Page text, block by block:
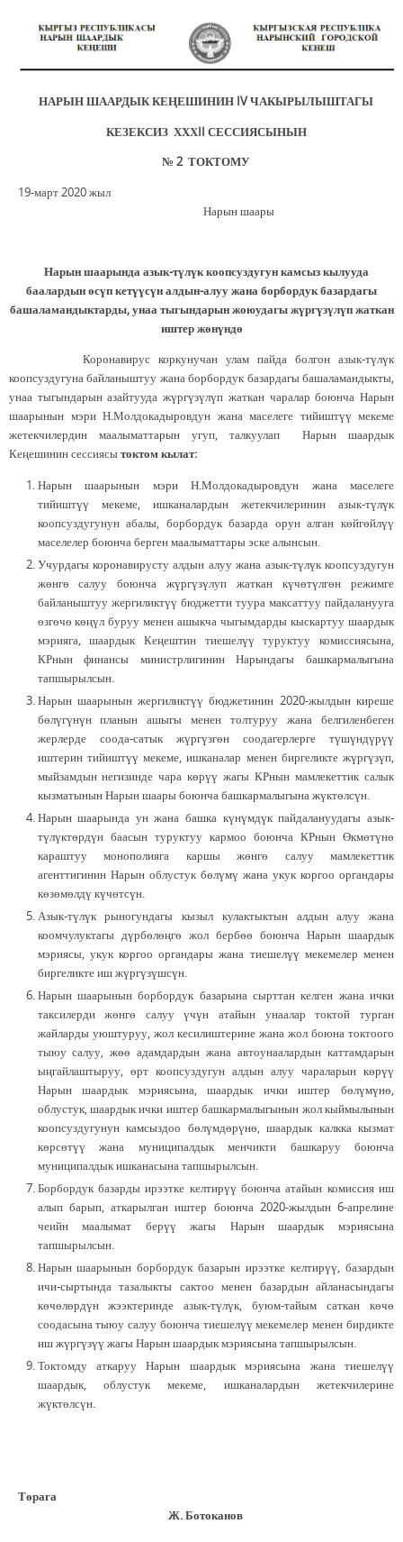
НАРЫН ШААРДЫК КЕҢЕШИНИН IVЧАКЫРЫЛЫШТАГЫ
КЕЗЕКСИЗ ХХХII СЕССИЯСЫНЫН
№ 2 ТОКТОМУ
19-март 2020 жыл
Нарын шаары
Нарын шаарында азык-түлүк коопсуздугун камсыз кылууда
баалардын өсүп кетүүсүналдын-алуу жана борбордук базардагы
башаламандыктарды, унаа тыгындарын жоюудагы жүргүзүлүп жаткан
иштер жөнүндө
Коронавирус коркунучан улам пайда болгон азык-түлүк
коопсуздугуна байланыштуу жана борбордук базардагы башаламандыкты,
унаа тыгындарын азайтууда жүргүзүлүп жаткан чаралар боюнча Нарын
шаарынын мэри Н.Молдокадыровдун жана маселеге тийиштүү мекеме
жетекчилердин маалыматтарын угуп, талкуулап Нарын шаардык
Кеңешинин сессиясытоктом кылат:
Нарын шаарынын мэри Н.Молдокадыровдун жана маселеге
тийиштүү мекеме, ишканалардын жетекчилеринин азык-түлүк
коопсуздугунун абалы, борбордук базарда орун алган көйгөйлүү
маселелер боюнча берген маалыматтары эске алынсын.
Учурдагы коронавирусту алдын алуу жана азык-түлүк коопсуздугун
жөнгө салуу боюнча жүргүзүлуп жаткан күчөтүлгөн режимге
байланыштуу жергиликтүү бюджетти туура максаттуу пайдаланууга
өзгөчө көңүл буруу менен ашыкча чыгымдарды кыскартуу шаардык
мэрияга, шаардык Кеңештин тиешелүү туруктуу комиссиясына,
КРнын финансы министрлигинин Нарындагы башкармалыгына
тапшырылсын.
Нарын шаарынын жергиликтүү бюджетинин 2020-жылдын киреше
бөлүгүнүн планын ашыгы менен толтуруу жана белгиленбеген
жерлерде соода-сатык жүргүзгөн соодагерлерге түшүндүрүү
иштерин тийиштүү мекеме, ишканалар менен биргеликте жүргүзүп,
мыйзамдын негизинде чара көрүү жагы КРнын мамлекеттик салык
кызматынын Нарын шаары боюнча башкармалыгына жүктөлсүн.
Нарын шаарында ун жана башка күнүмдүк пайдалануудагы азык-
түлүктөрдүн баасын туруктуу кармоо боюнча КРнын Өкмөтүнө
караштуу монополияга каршы жөнгө салуу мамлекеттик
агенттигинин Нарын облустук бөлүмү жана укук коргоо органдары
көзөмөлдү күчөтсүн.
Азык-түлүк рыногундагы кызыл кулактыктын алдын алуу жана
коомчулуктагы дүрбөлөңгө жол бербөө боюнча Нарын шаардык
мэриясы, укук коргоо органдары жана тиешелүү мекемелер менен
биргеликте иш жүргүзүшсүн.
Нарын шаарынын борбордук базарына сырттан келген жана ички
таксилерди жөнгө салуу үчүн атайын унаалар токтой турган
жайларды уюштуруу, жол кесилиштерине жана жол боюна токтоого
тыюу салуу, жөө адамдардын жана автоунаалардын каттамдарын
ыңгайлаштыруу, өрт коопсуздугун алдын алуу чараларын көрүү
Нарын шаардык мэриясына, шаардык ички иштер бөлүмүнө,
облустук, шаардык ички иштер башкармалыгынын жол кыймылынын
коопсуздугунун камсыздоо бөлүмдөрүнө, шаардык калкка кызмат
көрсөтүү жана муниципалдык менчикти башкаруу боюнча
муниципалдык ишканасына тапшырылсын.
Борбордук базарды ирээтке келтирүү боюнча атайын комиссия иш
алып барып, аткарылган иштер боюнча 2020-жылдын 6-апрелине
чеийн маалымат берүү жагы Нарын шаардык мэриясына
тапшырылсын.
Нарын шаарынын борбордук базарын ирээтке келтирүү, базардын
ичи-сыртында тазалыкты сактоо менен базардын айланасындагы
көчөлөрдүн жээктеринде азык-түлүк, буюм-тайым саткан көчө
соодасына тыюу салуу боюнча тиешелүү мекемелер менен бирдикте
иш жүргүзүү жагы Нарын шаардык мэриясына тапшырылсын.
Токтомду аткаруу Нарын шаардык мэриясына жана тиешелүү
шаардык, облустук мекеме, ишканалардын жетекчилерине
жүктөлсүн.
Төрага
Ж. Ботоканов